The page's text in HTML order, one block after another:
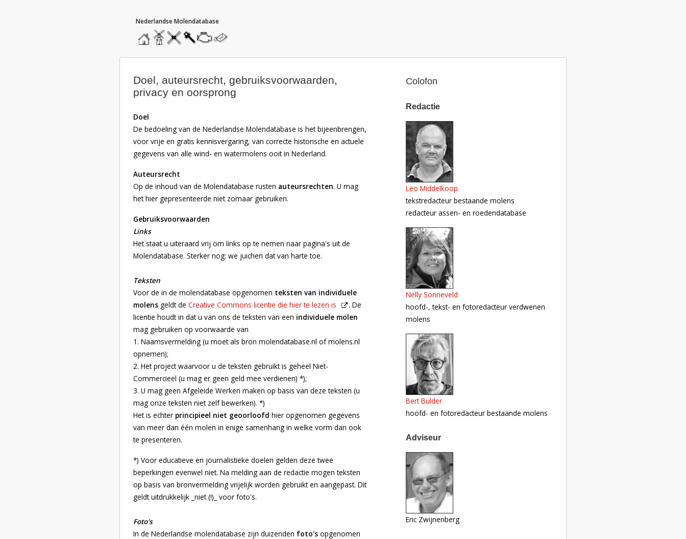
hoofdmenu
homemolendatabase
roedendatabase
assendatabase
motorendatabase
stuur
een
bericht
Doel, auteursrecht, gebruiksvoorwaarden,
privacy en oorsprong
Doel
De bedoeling van de Nederlandse Molendatabase is het bijeenbrengen,
voor vrije en gratis kennisvergaring, van correcte historische en actuele
gegevens van alle wind- en watermolens ooit in Nederland.
Auteursrecht
Op de inhoud van de Molendatabase rusten auteursrechten. U mag
het hier gepresenteerde niet zomaar gebruiken.
Gebruiksvoorwaarden
Links
Het staat u uiteraard vrij om links op te nemen naar pagina's uit de
Molendatabase. Sterker nog: we juichen dat van harte toe.
Teksten
Voor de in de molendatabase opgenomen teksten van individuele
molens geldt deCreative Commons licentie die hier te lezen is
. De
licentie houdt in dat u van ons de teksten van een individuele molen
mag gebruiken op voorwaarde van
1. Naamsvermelding (u moet als bron molendatabase.nl of molens.nl
opnemen);
2. Het project waarvoor u de teksten gebruikt is geheel Niet-
Commercieel (u mag er geen geld mee verdienen) *);
3. U mag geen Afgeleide Werken maken op basis van deze teksten (u
mag onze teksten niet zelf bewerken). *)
Het is echter principieel niet geoorloofd hier opgenomen gegevens
van meer dan één molen in enige samenhang in welke vorm dan ook
te presenteren.
*) Voor educatieve en journalistieke doelen gelden deze twee
beperkingen evenwel niet. Na melding aan de redactie mogen teksten
op basis van bronvermelding vrijelijk worden gebruikt en aangepast. Dit
geldt uitdrukkelijk _niet (!)_ voor foto's.
Foto's
In de Nederlandse molendatabase zijn duizenden foto's opgenomen
Colofon
Redactie
Leo Middelkoop
tekstredacteur bestaande molens
redacteur assen- en roedendatabase
Nelly Sonneveld
hoofd-, tekst- en fotoredacteur verdwenen
molens
Bert Bulder
hoofd- en fotoredacteur bestaande molens
Adviseur
Eric Zwijnenberg